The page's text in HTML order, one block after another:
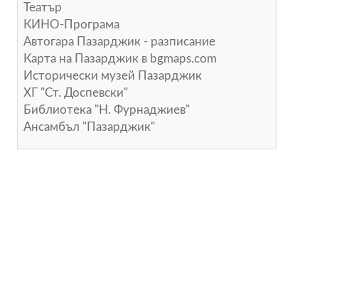
Театър
КИНО-Програма
Автогара Пазарджик - разписание
Карта на Пазарджик в bgmaps.com
Исторически музей Пазарджик
ХГ "Ст. Доспевски"
Библиотека "Н. Фурнаджиев"
Ансамбъл "Пазарджик"